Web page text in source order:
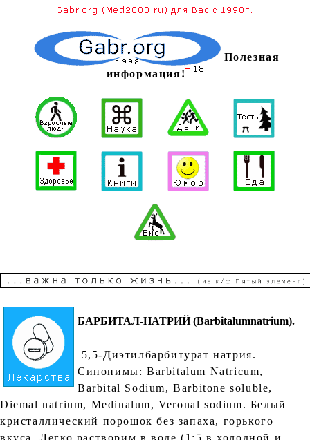
Полезная
информация!
БАРБИТАЛ-НАТРИЙ (Ваrbitalumnatrium).
5,5-Диэтилбарбитурат натрия.
Синонимы: Bаrbitalum Natricum,
Barbital Sоdium, Вarbitone soluble,
Diemal natrium, Medinalum, Veronal sodium. Белый
кристаллический порошок без запаха, горького